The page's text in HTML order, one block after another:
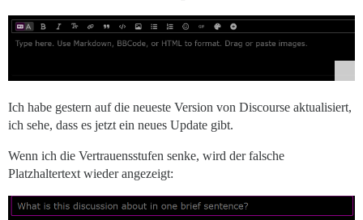
Ich habe gestern auf die neueste Version von Discourse aktualisiert,
ich sehe, dass es jetzt ein neues Update gibt.
Wenn ich die Vertrauensstufen senke, wird der falsche
Platzhaltertext wieder angezeigt: